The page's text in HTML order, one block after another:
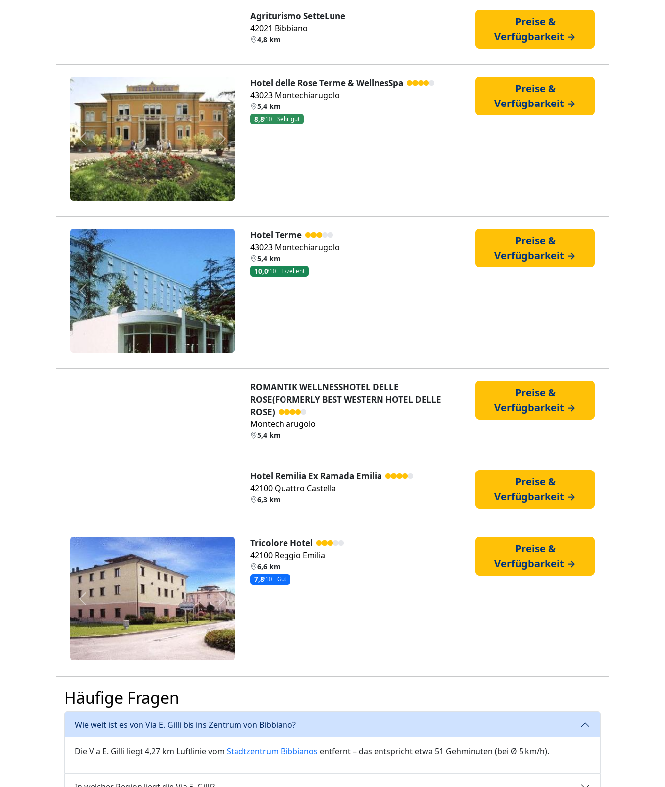
Agriturismo SetteLune
42021 Bibbiano
4,8 km
Preise &
Verfügbarkeit →
Zurück Weiter
Hotel delle Rose Terme & WellnesSpa
43023 Montechiarugolo
5,4 km
8,8/10 Sehr gut
Preise &
Verfügbarkeit →
Zurück Weiter
Hotel Terme
43023 Montechiarugolo
5,4 km
10,0/10 Exzellent
Preise &
Verfügbarkeit →
ROMANTIK WELLNESSHOTEL DELLE
ROSE(FORMERLY BEST WESTERN HOTEL DELLE
ROSE)
Montechiarugolo
5,4 km
Preise &
Verfügbarkeit →
Hotel Remilia Ex Ramada Emilia
42100 Quattro Castella
6,3 km
Preise &
Verfügbarkeit →
Zurück Weiter
Tricolore Hotel
42100 Reggio Emilia
6,6 km
7,8/10 Gut
Preise &
Verfügbarkeit →
Häufige Fragen
Wie weit ist es von Via E. Gilli bis ins Zentrum von Bibbiano?
Die Via E. Gilli liegt 4,27 km Luftlinie vom Stadtzentrum Bibbianos entfernt – das entspricht etwa 51 Gehminuten (bei Ø 5 km/h).